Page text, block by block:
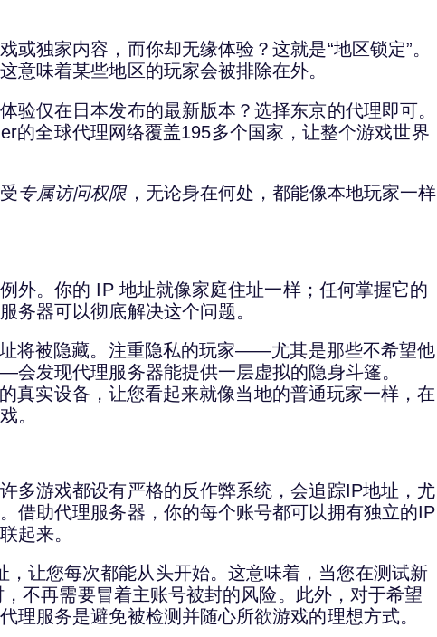
独家内容，而你却无缘体验？这就是“地区锁定”。
意味着某些地区的玩家会被排除在外。
验仅在日本发布的最新版本？选择东京的代理即可。
的全球代理网络覆盖195多个国家，让整个游戏世界
专属访问权限，无论身在何处，都能像本地玩家一样
外。你的 IP 地址就像家庭住址一样；任何掌握它的
务器可以彻底解决这个问题。
将被隐藏。注重隐私的玩家——尤其是那些不希望他
发现代理服务器能提供一层虚拟的隐身斗篷。
真实设备，让您看起来就像当地的普通玩家一样，在
。
多游戏都设有严格的反作弊系统，会追踪IP地址，尤
借助代理服务器，你的每个账号都可以拥有独立的IP
起来。
，让您每次都能从头开始。这意味着，当您在测试新
不再需要冒着主账号被封的风险。此外，对于希望
理服务是避免被检测并随心所欲游戏的理想方式。